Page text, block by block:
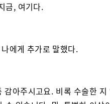
금, 여기다.
에게 추가로 말했다.
아주시고요. 비록 수술한 지